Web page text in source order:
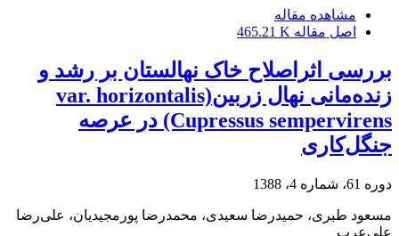
مشاهده مقاله
اصل مقاله 465.21 K
بررسی اثراصلاح خاک نهالستان بر رشد و
زنده‌مانی نهال زربینvar. horizontalis)
(Cupressus sempervirens در عرصه
جنگل‌کاری
دوره 61، شماره 4، 1388
مسعود طبری، حمیدرضا سعیدی، محمدرضا پورمجیدیان، علی‌رضا
علی‌عرب